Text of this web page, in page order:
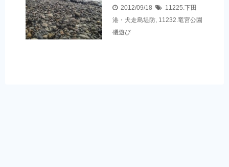
2012/09/18
11225.下田
港・犬走島堤防, 11232.竜宮公園
磯遊び